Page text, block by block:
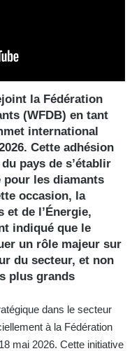
la Fédération
(WFDB) en tant
international
Cette adhésion
pays de s’établir
pour les diamants
occasion, la
et de l’Énergie,
indiqué que le
un rôle majeur sur
du secteur, et non
plus grands
dans le secteur
à la Fédération
mai 2026. Cette initiative